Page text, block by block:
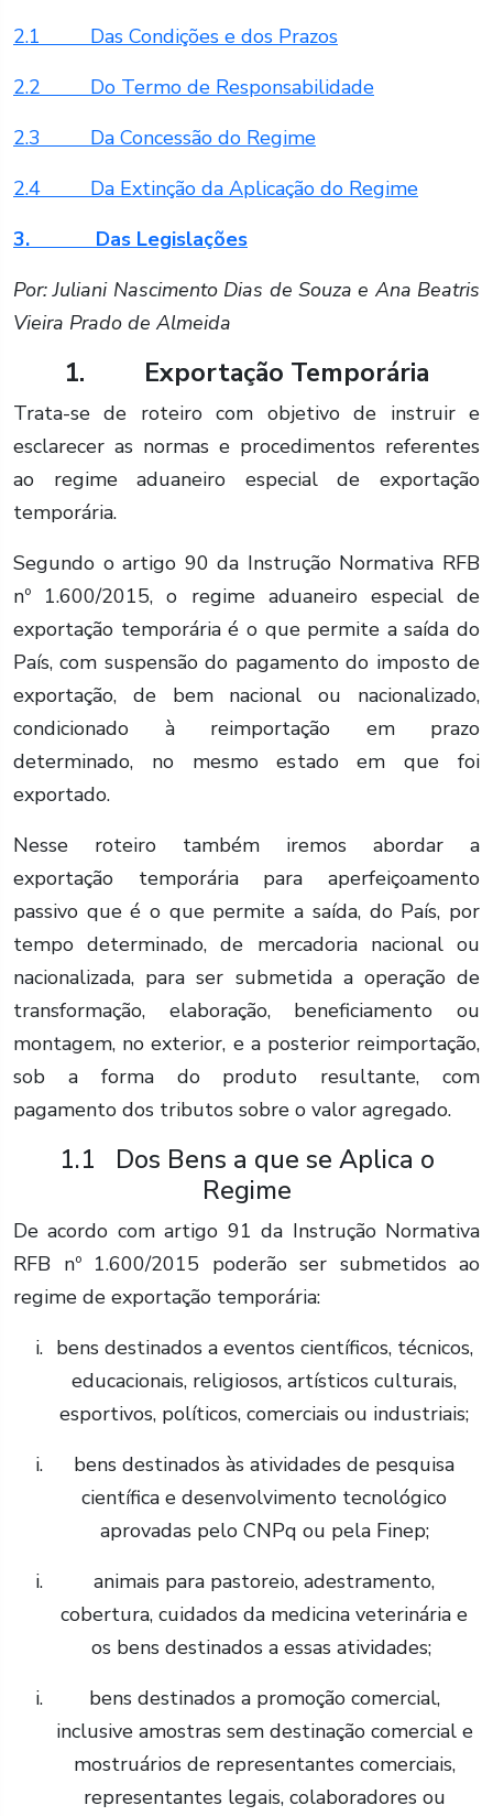
2.1 Das Condições e dos Prazos
2.2 Do Termo de Responsabilidade
2.3 Da Concessão do Regime
2.4 Da Extinção da Aplicação do Regime
3. Das Legislações
Por: Juliani Nascimento Dias de Souza e Ana Beatris
Vieira Prado de Almeida
1. Exportação Temporária
Trata-se de roteiro com objetivo de instruir e
esclarecer as normas e procedimentos referentes
ao regime aduaneiro especial de exportação
temporária.
Segundo o artigo 90 da Instrução Normativa RFB
nº 1.600/2015, o regime aduaneiro especial de
exportação temporária é o que permite a saída do
País, com suspensão do pagamento do imposto de
exportação, de bem nacional ou nacionalizado,
condicionado à reimportação em prazo
determinado, no mesmo estado em que foi
exportado.
Nesse roteiro também iremos abordar a
exportação temporária para aperfeiçoamento
passivo que é o que permite a saída, do País, por
tempo determinado, de mercadoria nacional ou
nacionalizada, para ser submetida a operação de
transformação, elaboração, beneficiamento ou
montagem, no exterior, e a posterior reimportação,
sob a forma do produto resultante, com
pagamento dos tributos sobre o valor agregado.
1.1 Dos Bens a que se Aplica o
Regime
De acordo com artigo 91 da Instrução Normativa
RFB nº 1.600/2015 poderão ser submetidos ao
regime de exportação temporária:
bens destinados a eventos científicos, técnicos,
educacionais, religiosos, artísticos culturais,
esportivos, políticos, comerciais ou industriais;
bens destinados às atividades de pesquisa
científica e desenvolvimento tecnológico
aprovadas pelo CNPq ou pela Finep;
animais para pastoreio, adestramento,
cobertura, cuidados da medicina veterinária e
os bens destinados a essas atividades;
bens destinados a promoção comercial,
inclusive amostras sem destinação comercial e
mostruários de representantes comerciais,
representantes legais, colaboradores ou